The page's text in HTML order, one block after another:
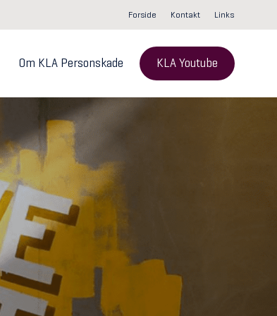
Forside Kontakt Links
Om KLA Personskade KLA Youtube